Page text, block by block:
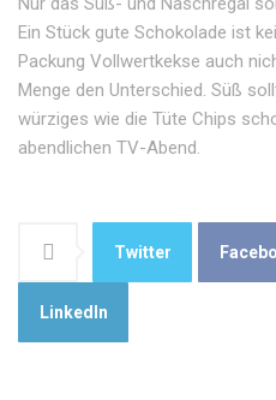
Ein Stück gute Schokolade ist
Packung Vollwertkekse auch
Menge den Unterschied. Süß
würziges wie die Tüte Chips
abendlichen TV-Abend.
Twitter
LinkedIn